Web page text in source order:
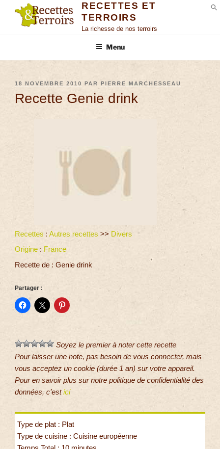
RECETTES ET
TERROIRS
La richesse de nos terroirs
Menu
18 NOVEMBRE 2010 PAR PIERRE MARCHESSEAU
Recette Genie drink
Recettes : Autres recettes >> Divers
Origine : France
Recette de : Genie drink
Partager :
Soyez le premier à noter cette recette
Pour laisser une note, pas besoin de vous connecter, mais
vous acceptez un cookie (durée 1 an) sur votre appareil.
Pour en savoir plus sur notre politique de confidentialité des
données, c'estici
Type de plat : Plat
Type de cuisine : Cuisine européenne